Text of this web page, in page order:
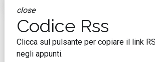
close
Codice Rss
Clicca sul pulsante per copiare il link
negli appunti.